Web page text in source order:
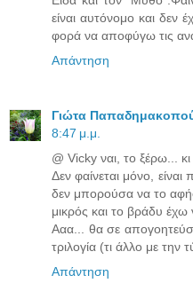
είναι αυτόνομο και δεν
φορά να αποφύγω τις
Απάντηση
Γιώτα
8:47 μ.μ.
@ Vicky ναι, το ξέρω... κι
Δεν φαίνεται μόνο,
δεν μπορούσα να το
μικρός και το βράδυ
Ααα... θα σε
τριλογία (τι άλλο με την
Απάντηση